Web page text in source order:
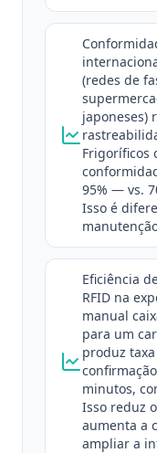
(redes de
japoneses)
Frigoríficos
95% — vs.
Isso é
Eficiência
RFID na
manual
para um
produz taxa
minutos,
Isso reduz
aumenta a
ampliar a